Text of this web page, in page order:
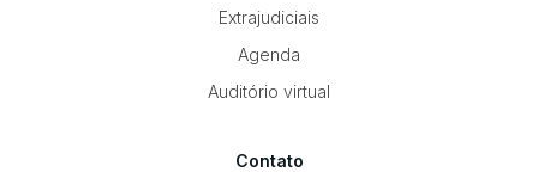
Extrajudiciais
Agenda
Auditório virtual
Contato